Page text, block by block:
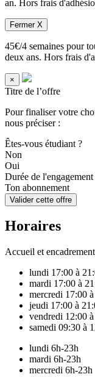
an. Hors frais
Fermer X
45€/4 semaines pour
deux ans. Hors frais
×
Titre de l’offre
Pour finaliser votre
nous préciser :
Êtes-vous étudiant ?
Non
Oui
Durée de
Ton abonnement
Valider cette offre
Horaires
Accueil et encadrement
lundi 17:00 à
mardi 17:00 à
mercredi 17:00
jeudi 17:00 à
vendredi 12:00
samedi 09:30 à
lundi 6h-23h
mardi 6h-23h
mercredi 6h-23h